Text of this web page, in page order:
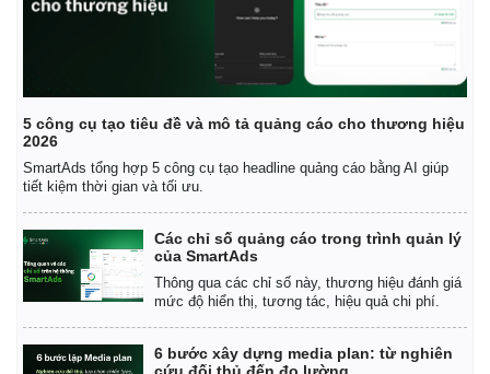
5 công cụ tạo tiêu đề và mô tả quảng cáo cho thương hiệu
2026
SmartAds tổng hợp 5 công cụ tạo headline quảng cáo bằng AI giúp
tiết kiệm thời gian và tối ưu.
Các chỉ số quảng cáo trong trình quản lý
của SmartAds
Thông qua các chỉ số này, thương hiệu đánh giá
mức độ hiển thị, tương tác, hiệu quả chi phí.
6 bước xây dựng media plan: từ nghiên